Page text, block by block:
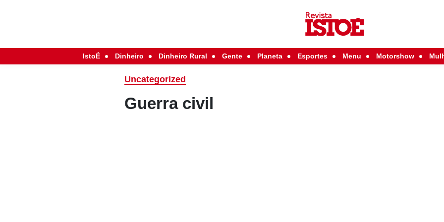
IstoÉ Dinheiro Dinheiro Rural Gente Planeta Esportes Menu Motorshow
Uncategorized
Guerra civil